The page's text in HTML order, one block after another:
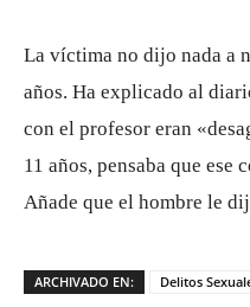
La víctima no dijo nada a
años. Ha explicado al
con el profesor eran
11 años, pensaba que ese
Añade que el hombre le
ARCHIVADO EN: Delitos